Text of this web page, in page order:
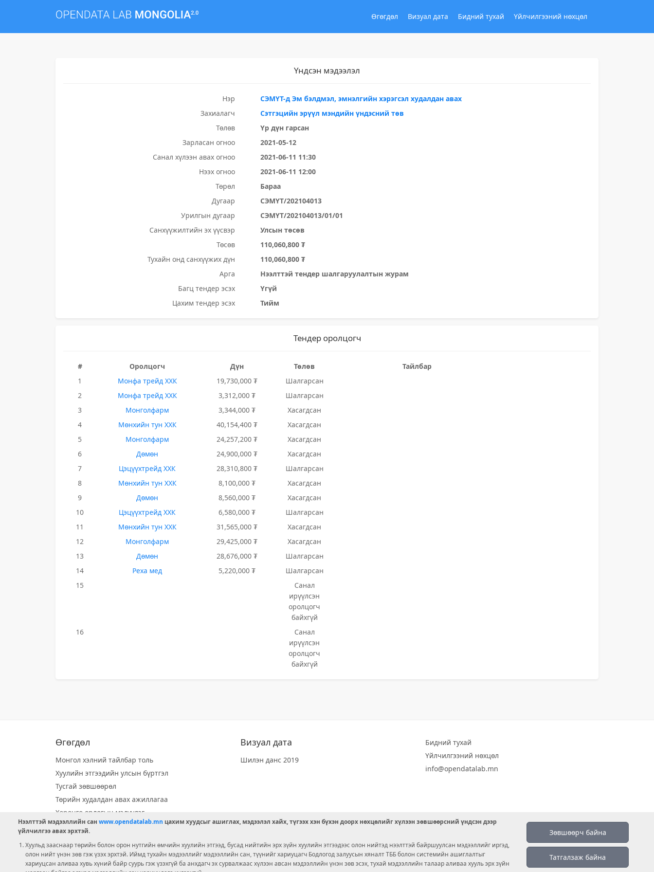
Өгөгдөл Визуал дата Бидний тухай Үйлчилгээний нөхцөл
Үндсэн мэдээлэл
Нэр
СЭМҮТ-д Эм бэлдмэл, эмнэлгийн хэрэгсэл худалдан авах
Захиалагч
Сэтгэцийн эрүүл мэндийн үндэсний төв
Төлөв
Үр дүн гарсан
Зарласан огноо
2021-05-12
Санал хүлээн авах огноо
2021-06-11 11:30
Нээх огноо
2021-06-11 12:00
Төрөл
Бараа
Дугаар
СЭМҮТ/202104013
Урилгын дугаар
СЭМҮТ/202104013/01/01
Санхүүжилтийн эх үүсвэр
Улсын төсөв
Төсөв
110,060,800 ₮
Тухайн онд санхүүжих дүн
110,060,800 ₮
Арга
Нээлттэй тендер шалгаруулалтын журам
Багц тендер эсэх
Үгүй
Цахим тендер эсэх
Тийм
Тендер оролцогч
# Оролцогч Дүн Төлөв
Тайлбар
1
Монфа трейд ХХК 19,730,000 ₮
Шалгарсан
2
Монфа трейд ХХК 3,312,000 ₮
Шалгарсан
3
Монголфарм 3,344,000 ₮
Хасагдсан
4
Мөнхийн тун ХХК 40,154,400 ₮
Хасагдсан
5
Монголфарм 24,257,200 ₮
Хасагдсан
6
Дөмөн 24,900,000 ₮
Хасагдсан
7
Цэцүүхтрейд ХХК 28,310,800 ₮
Шалгарсан
8
Мөнхийн тун ХХК 8,100,000 ₮
Хасагдсан
9
Дөмөн 8,560,000 ₮
Хасагдсан
10
Цэцүүхтрейд ХХК 6,580,000 ₮
Шалгарсан
11
Мөнхийн тун ХХК 31,565,000 ₮
Хасагдсан
12
Монголфарм 29,425,000 ₮
Хасагдсан
13
Дөмөн 28,676,000 ₮
Шалгарсан
14
Реха мед 5,220,000 ₮
Шалгарсан
15
Санал
ирүүлсэн
оролцогч
байхгүй
16
Санал
ирүүлсэн
оролцогч
байхгүй
Өгөгдөл
Монгол хэлний тайлбар толь
Хуулийн этгээдийн улсын бүртгэл
Тусгай зөвшөөрөл
Төрийн худалдан авах ажиллагаа
Хөрөнгө орлогын мэдүүлэг
Орон нутгийн хөгжлийн сан
Ээлжит сонгууль
Ашигт малтмал тусгай зөвшөөрөл
Визуал дата
Шилэн данс 2019
Бидний тухай
Үйлчилгээний нөхцөл
info@opendatalab.mn
Зөвшөөрч байна
Татгалзаж байна
Нээлттэй мэдээллийн сан www.opendatalab.mn цахим хуудсыг ашиглах, мэдээлэл хайх, түгээх хэн бүхэн доорх нөхцөлийг хүлээн зөвшөөрсний үндсэн дээр
үйлчилгээ авах эрхтэй.
Хуульд зааснаар төрийн болон орон нутгийн өмчийн хуулийн этгээд, бусад нийтийн эрх зүйн хуулийн этгээдээс олон нийтэд нээлттэй байршуулсан мэдээллийг иргэд,
олон нийт үнэн зөв гэж үзэх эрхтэй. Иймд тухайн мэдээллийг мэдээллийн сан, түүнийг хариуцагч Бодлогод залуусын хяналт ТББ болон системийн ашиглалтыг
хариуцсан аливаа хувь хүний байр суурь гэж үзэхгүй ба анхдагч эх сурвалжаас хүлээн авсан мэдээллийн үнэн зөв эсэх, тухай мэдээллийн талаар аливаа хууль эрх зүйн